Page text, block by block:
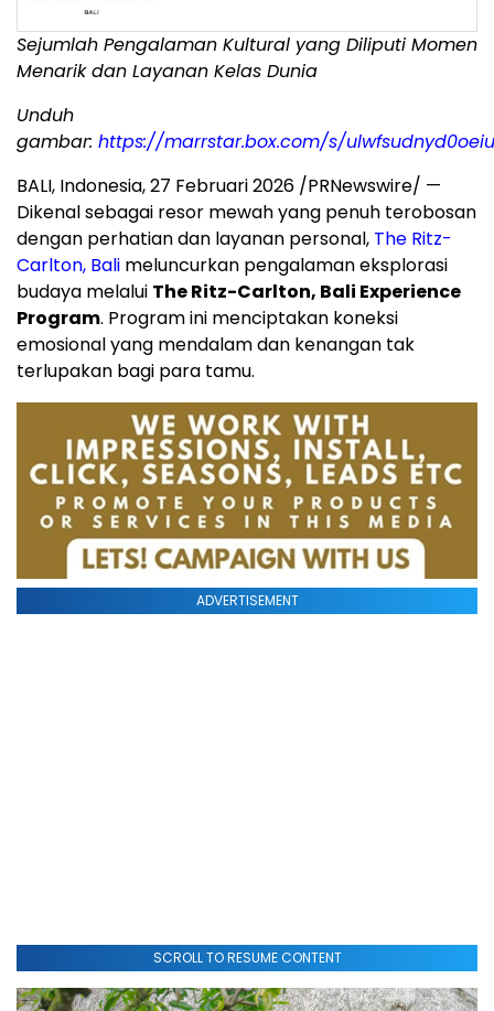
Sejumlah Pengalaman Kultural yang Diliputi Momen
Menarik dan Layanan Kelas Dunia
Unduh
gambar: https://marrstar.box.com/s/
BALI, Indonesia, 27 Februari 2026 /PRNewswire/ —
Dikenal sebagai resor mewah yang penuh terobosan
dengan perhatian dan layanan personal, The Ritz-
Carlton, Bali meluncurkan pengalaman eksplorasi
budaya melalui The Ritz-Carlton, Bali Experience
Program. Program ini menciptakan koneksi
emosional yang mendalam dan kenangan tak
terlupakan bagi para tamu.
ADVERTISEMENT
SCROLL TO RESUME CONTENT